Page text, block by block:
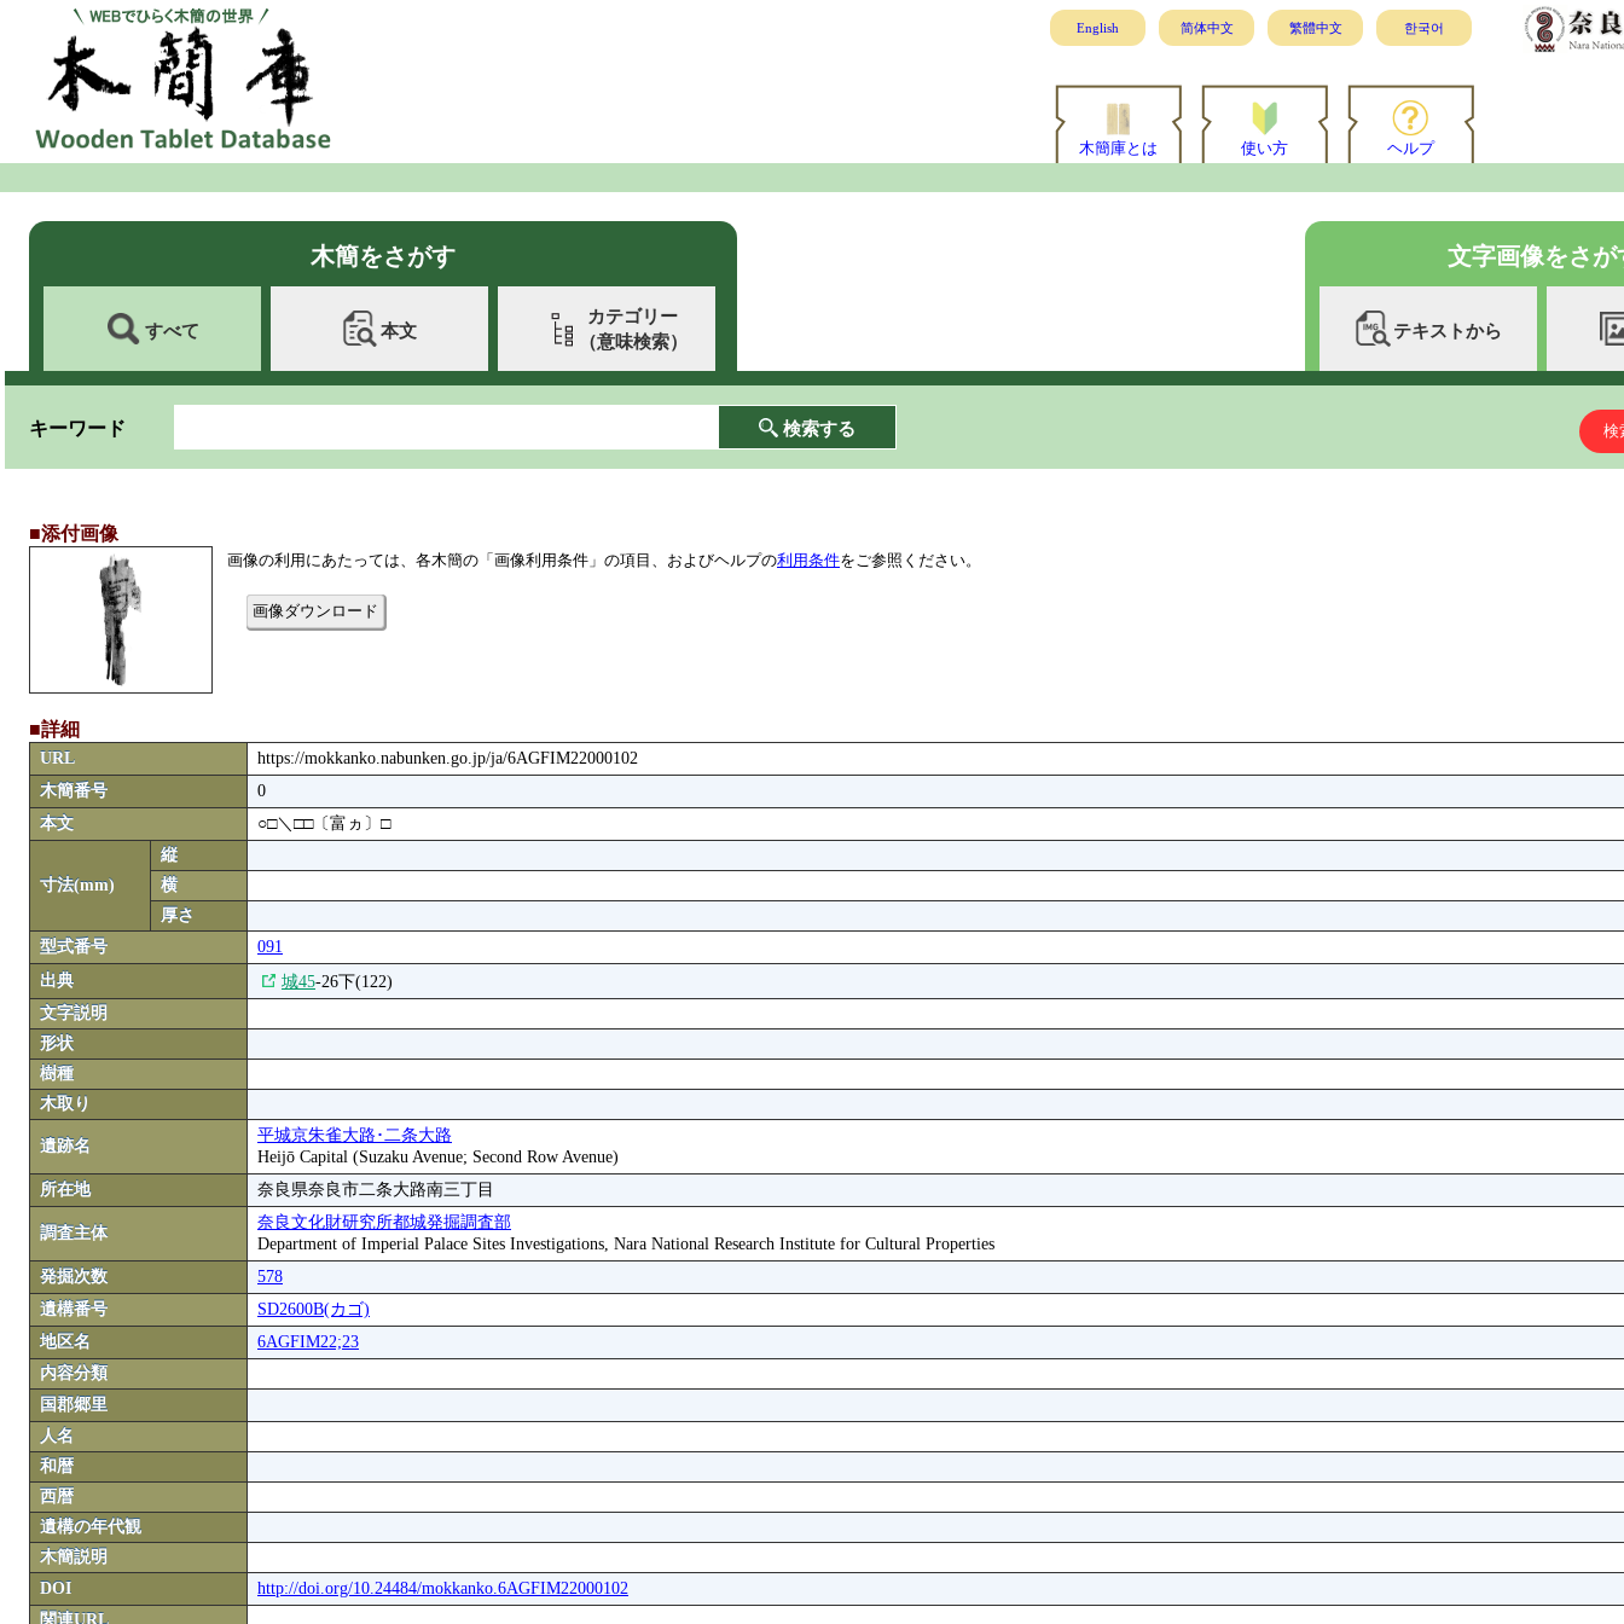
English 简体中文 繁體中文 한국어
木簡庫とは 使い方 ヘルプ
木簡をさがす
すべて 本文
カテゴリー
（意味検索）
文字画像をさが
テキストから
キーワード 検索する 検
■添付画像
画像の利用にあたっては、各木簡の「画像利用条件」の項目、およびヘルプの利用条件をご参照ください。
画像ダウンロード
■詳細
URL
https://mokkanko.nabunken.go.jp/ja/6AGFIM22000102
木簡番号
0
本文
○□＼□□〔富ヵ〕□
寸法(mm)
縦
横
厚さ
型式番号
091
出典
城45-26下(122)
文字説明
形状
樹種
木取り
遺跡名
平城京朱雀大路･二条大路
Heijō Capital (Suzaku Avenue; Second Row Avenue)
所在地
奈良県奈良市二条大路南三丁目
調査主体
奈良文化財研究所都城発掘調査部
Department of Imperial Palace Sites Investigations, Nara National Research Institute for Cultural Properties
発掘次数
578
遺構番号
SD2600B(カゴ)
地区名
6AGFIM22;23
内容分類
国郡郷里
人名
和暦
西暦
遺構の年代観
木簡説明
DOI
http://doi.org/10.24484/mokkanko.6AGFIM22000102
関連URL